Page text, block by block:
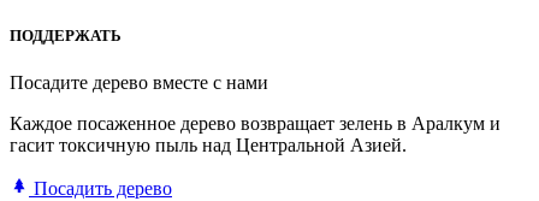
ПОДДЕРЖАТЬ
Посадите дерево вместе с нами
Каждое посаженное дерево возвращает зелень в Аралкум и
гасит токсичную пыль над Центральной Азией.
Посадить дерево